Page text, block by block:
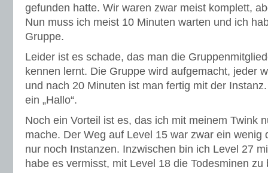
gefunden hatte. Wir waren zwar meist komplett,
Nun muss ich meist 10 Minuten warten und ich
Gruppe.
Leider ist es schade, das man die
kennen lernt. Die Gruppe wird aufgemacht, jeder
und nach 20 Minuten ist man fertig mit der
ein „Hallo“.
Noch ein Vorteil ist es, das ich mit meinem Twink
mache. Der Weg auf Level 15 war zwar ein wenig
nur noch Instanzen. Inzwischen bin ich Level 27
habe es vermisst, mit Level 18 die Todesminen zu